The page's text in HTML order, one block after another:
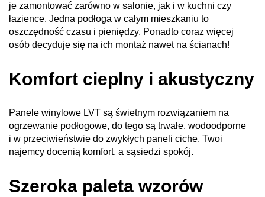
je zamontować zarówno w salonie, jak i w kuchni czy
łazience. Jedna podłoga w całym mieszkaniu to
oszczędność czasu i pieniędzy. Ponadto coraz więcej
osób decyduje się na ich montaż nawet na ścianach!
Komfort cieplny i akustyczny
Panele winylowe LVT są świetnym rozwiązaniem na
ogrzewanie podłogowe, do tego są trwałe, wodoodporne
i w przeciwieństwie do zwykłych paneli ciche. Twoi
najemcy docenią komfort, a sąsiedzi spokój.
Szeroka paleta wzorów